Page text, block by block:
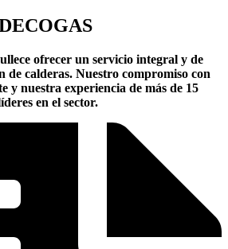
ofrecer un servicio integral y de
de calderas. Nuestro compromiso con
y nuestra experiencia de más de 15
en el sector.